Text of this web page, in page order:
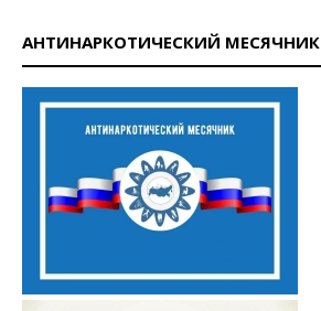
АНТИНАРКОТИЧЕСКИЙ МЕСЯЧНИК